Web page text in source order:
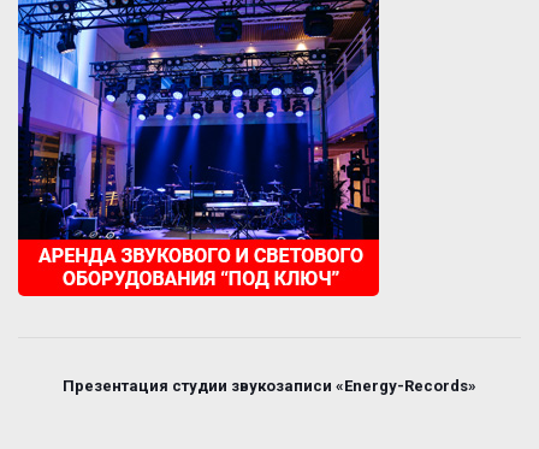
Презентация студии звукозаписи «Energy-Records»